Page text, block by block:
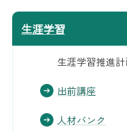
生涯学習
生涯学習推進
出前講座
人材バンク